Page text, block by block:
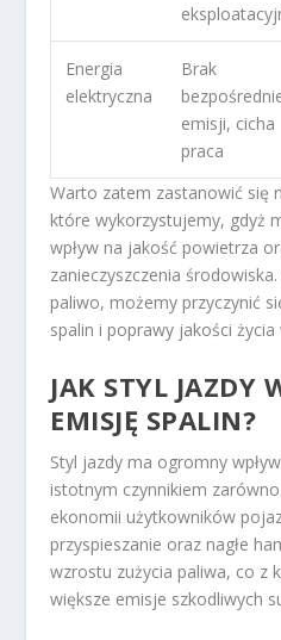
Energia
elektryczna
Brak
emisji, cicha
praca
Warto zatem zastanowić się
które wykorzystujemy, gdyż
wpływ na jakość powietrza
zanieczyszczenia
paliwo, możemy przyczynić
spalin i poprawy jakości
JAK STYL JAZDY
EMISJĘ SPALIN?
Styl jazdy ma ogromny
istotnym czynnikiem
ekonomii użytkowników
przyspieszanie oraz nagłe
wzrostu zużycia paliwa, co z
większe emisje szkodliwych